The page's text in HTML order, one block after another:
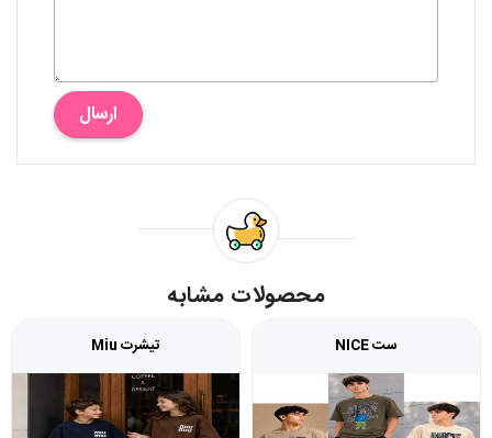
ارسال
محصولات مشابه
ست NICE تیشرت Miu